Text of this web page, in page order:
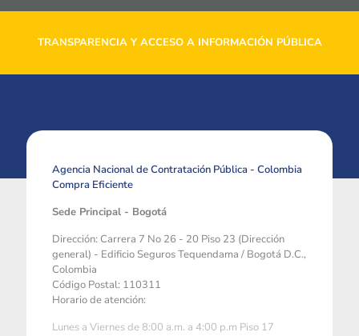
TRANSPARENCIA Y ACCESO A INFORMACIÓN PÚBLICA
Agencia Nacional de Contratación Pública - Colombia
Compra Eficiente
Sede Principal - Bogotá
Dirección: Carrera 7 No 26 - 20 Piso 23 (Dirección
general) - Edificio Seguros Tequendama / Bogotá D.C.,
Colombia
Código Postal: 110311
Horario de atención:
Lunes a Viernes de 8:00 a.m. a 4:00 p.m Piso 17